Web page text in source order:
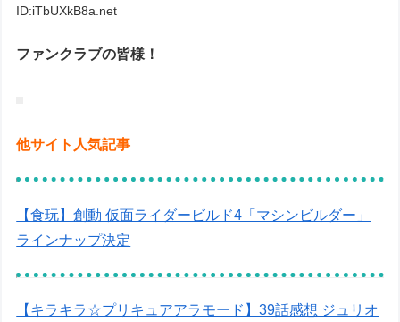
ID:iTbUXkB8a.net
ファンクラブの皆様！
他サイト人気記事
【食玩】創動 仮面ライダービルド4「マシンビルダー」
ラインナップ決定
【キラキラ☆プリキュアアラモード】39話感想 ジュリオ